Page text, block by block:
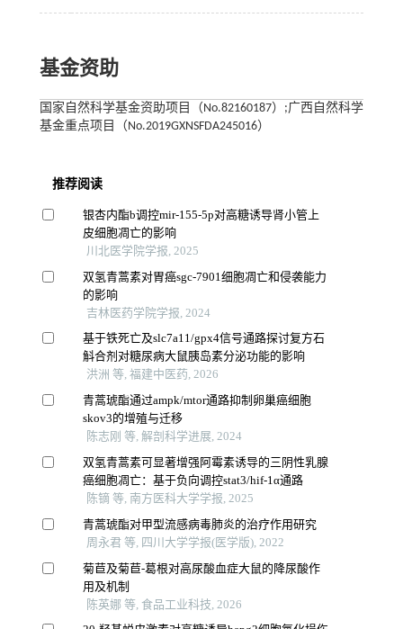
基金资助
国家自然科学基金资助项目（No.82160187）;广西自然科学
基金重点项目（No.2019GXNSFDA245016）